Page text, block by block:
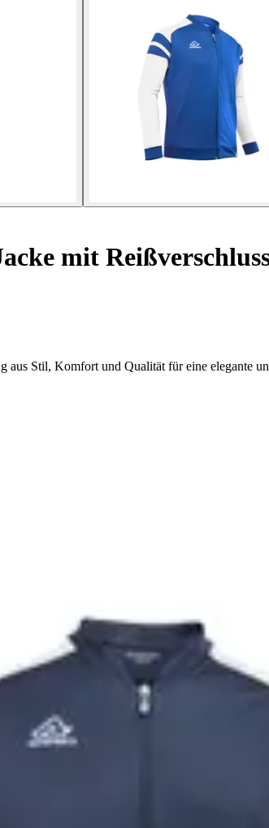
mit
Stil, Komfort und Qualität für eine elegante